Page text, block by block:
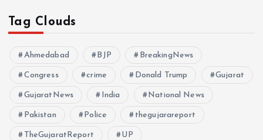
Tag Clouds
Ahmedabad BJP BreakingNews
Congress crime Donald Trump Gujarat
GujaratNews India National News
Pakistan Police thegujarareport
TheGujaratReport UP